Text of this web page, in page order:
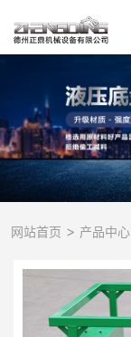
网站首页 > 产品中心